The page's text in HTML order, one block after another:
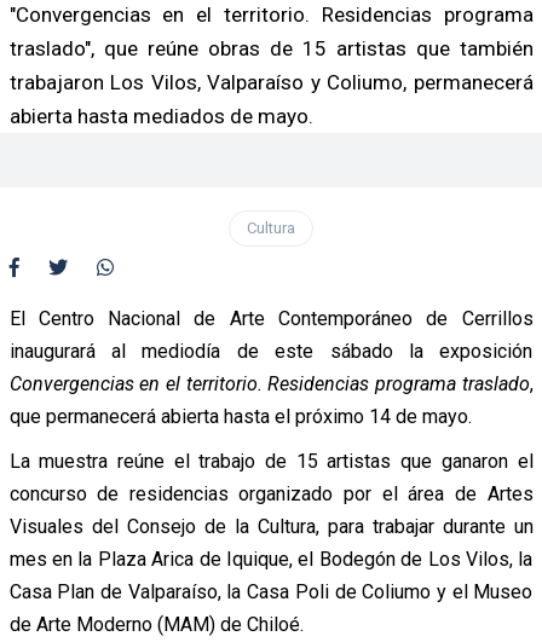
"Convergencias en el territorio. Residencias programa
traslado", que reúne obras de 15 artistas que también
trabajaron Los Vilos, Valparaíso y Coliumo, permanecerá
abierta hasta mediados de mayo.
Cultura
El Centro Nacional de Arte Contemporáneo de Cerrillos
inaugurará al mediodía de este sábado la exposición
Convergencias en el territorio. Residencias programa traslado,
que permanecerá abierta hasta el próximo 14 de mayo.
La muestra reúne el trabajo de 15 artistas que ganaron el
concurso de residencias organizado por el área de Artes
Visuales del Consejo de la Cultura, para trabajar durante un
mes en la Plaza Arica de Iquique, el Bodegón de Los Vilos, la
Casa Plan de Valparaíso, la Casa Poli de Coliumo y el Museo
de Arte Moderno (MAM) de Chiloé.